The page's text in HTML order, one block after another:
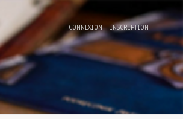
CONNEXION INSCRIPTION